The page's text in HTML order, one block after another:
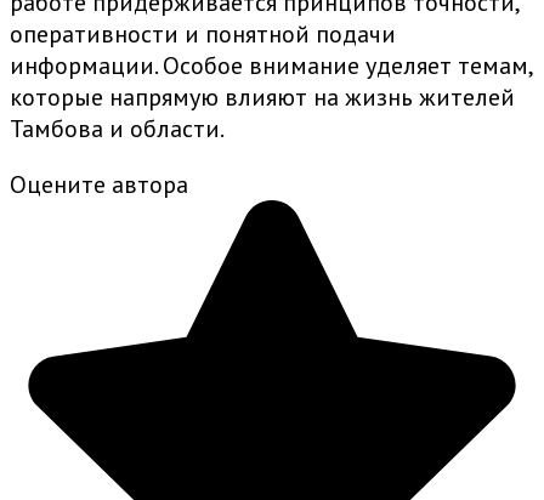
оперативности и понятной подачи
информации. Особое внимание уделяет темам,
которые напрямую влияют на жизнь жителей
Тамбова и области.
Оцените автора